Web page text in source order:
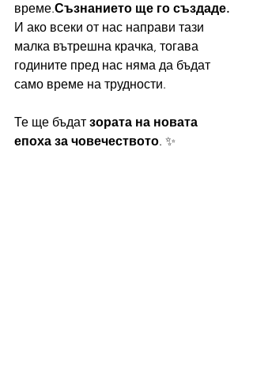
време.Съзнанието ще го създаде.
И ако всеки от нас направи тази
малка вътрешна крачка, тогава
годините пред нас няма да бъдат
само време на трудности.
Те ще бъдат зората на новата
епоха за човечеството. ✨